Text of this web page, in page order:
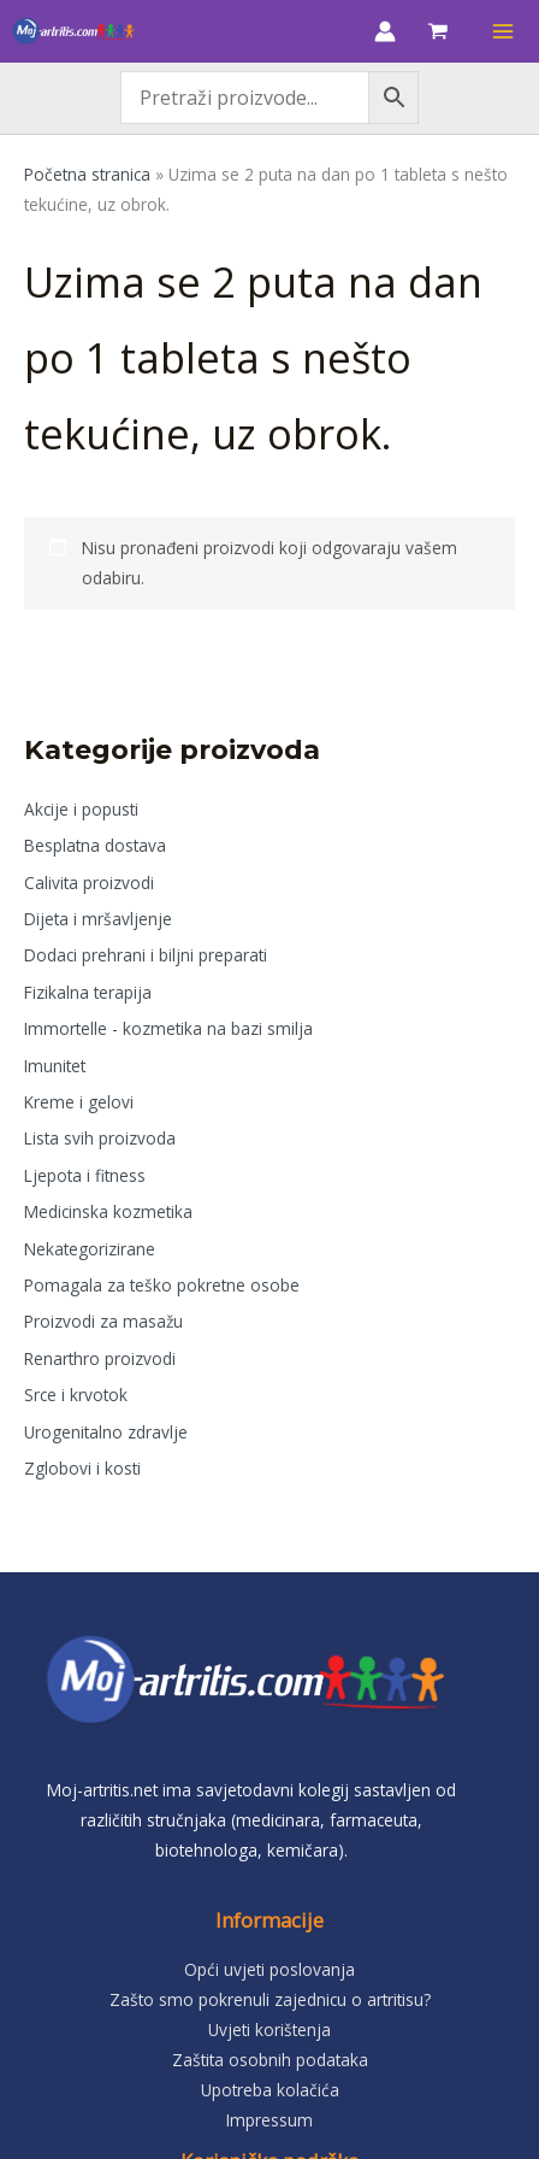
Skip
to
Kategorije proizvoda
Akcije i popusti
Besplatna dostava
Calivita proizvodi
Dijeta i mršavljenje
Dodaci prehrani i biljni preparati
Fizikalna terapija
Immortelle - kozmetika na bazi smilja
Imunitet
Kreme i gelovi
Lista svih proizvoda
Ljepota i fitness
Medicinska kozmetika
Nekategorizirane
Pomagala za teško pokretne osobe
Proizvodi za masažu
Renarthro proizvodi
Srce i krvotok
Urogenitalno zdravlje
Zglobovi i kosti
Početna stranica » Uzima se 2 puta na dan po 1 tableta s nešto
tekućine, uz obrok.
Uzima se 2 puta na dan
po 1 tableta s nešto
tekućine, uz obrok.
Nisu pronađeni proizvodi koji odgovaraju vašem
odabiru.
Moj-artritis.net ima savjetodavni kolegij sastavljen od
različitih stručnjaka (medicinara, farmaceuta,
biotehnologa, kemičara).
Informacije
Opći uvjeti poslovanja
Zašto smo pokrenuli zajednicu o artritisu?
Uvjeti korištenja
Zaštita osobnih podataka
Upotreba kolačića
Impressum